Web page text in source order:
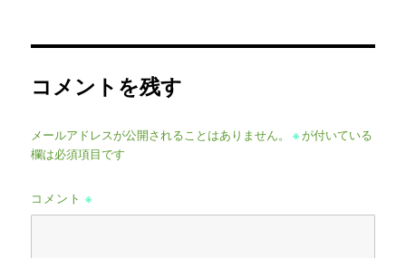
コメントを残す
メールアドレスが公開されることはありません。 ※が付いている
欄は必須項目です
コメント※